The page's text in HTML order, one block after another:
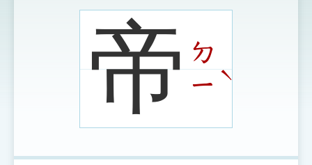
示
帝ㄉ
ㄧˋ